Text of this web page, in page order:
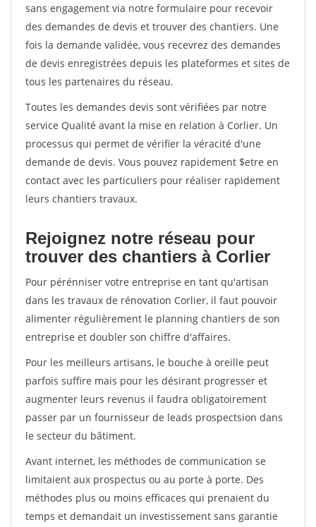
sans engagement via notre formulaire pour recevoir
des demandes de devis et trouver des chantiers. Une
fois la demande validée, vous recevrez des demandes
de devis enregistrées depuis les plateformes et sites de
tous les partenaires du réseau.
Toutes les demandes devis sont vérifiées par notre
service Qualité avant la mise en relation à Corlier. Un
processus qui permet de vérifier la véracité d'une
demande de devis. Vous pouvez rapidement $etre en
contact avec les particuliers pour réaliser rapidement
leurs chantiers travaux.
Rejoignez notre réseau pour
trouver des chantiers à Corlier
Pour pérénniser votre entreprise en tant qu'artisan
dans les travaux de rénovation Corlier, il faut pouvoir
alimenter régulièrement le planning chantiers de son
entreprise et doubler son chiffre d'affaires.
Pour les meilleurs artisans, le bouche à oreille peut
parfois suffire mais pour les désirant progresser et
augmenter leurs revenus il faudra obligatoirement
passer par un fournisseur de leads prospectsion dans
le secteur du bâtiment.
Avant internet, les méthodes de communication se
limitaient aux prospectus ou au porte à porte. Des
méthodes plus ou moins efficaces qui prenaient du
temps et demandait un investissement sans garantie